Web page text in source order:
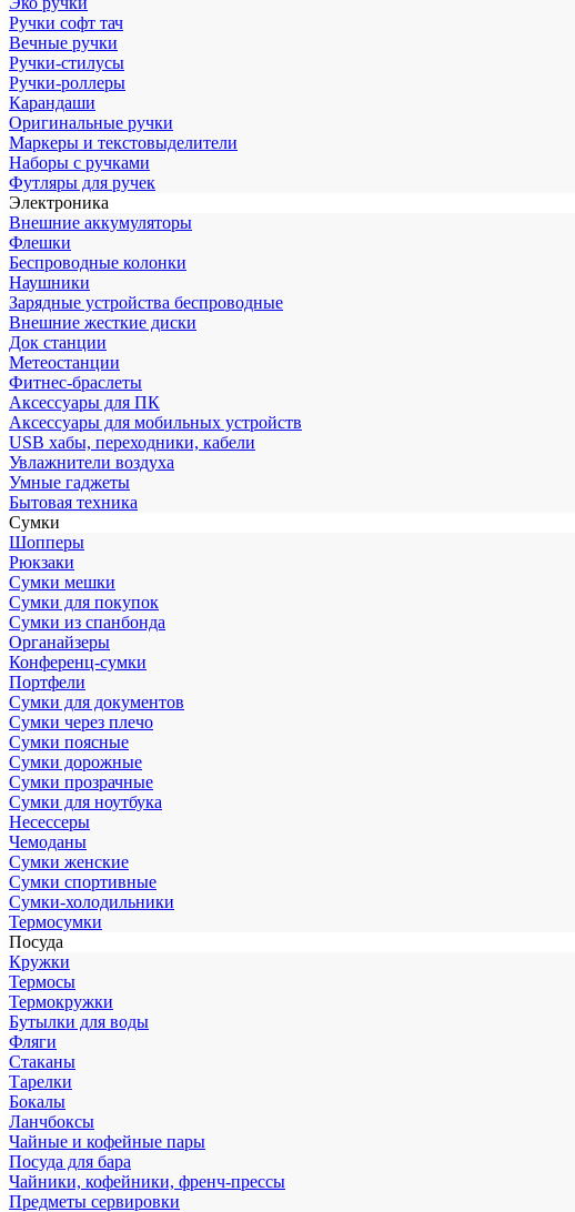
Ручки софт тач
Вечные ручки
Ручки-стилусы
Ручки-роллеры
Карандаши
Оригинальные ручки
Маркеры и текстовыделители
Наборы с ручками
Футляры для ручек
Электроника
Внешние аккумуляторы
Флешки
Беспроводные колонки
Наушники
Зарядные устройства беспроводные
Внешние жесткие диски
Док станции
Метеостанции
Фитнес-браслеты
Аксессуары для ПК
Аксессуары для мобильных устройств
USB хабы, переходники, кабели
Увлажнители воздуха
Умные гаджеты
Бытовая техника
Сумки
Шопперы
Рюкзаки
Сумки мешки
Сумки для покупок
Сумки из спанбонда
Органайзеры
Конференц-сумки
Портфели
Сумки для документов
Сумки через плечо
Сумки поясные
Сумки дорожные
Сумки прозрачные
Сумки для ноутбука
Несессеры
Чемоданы
Сумки женские
Сумки спортивные
Сумки-холодильники
Термосумки
Посуда
Кружки
Термосы
Термокружки
Бутылки для воды
Фляги
Стаканы
Тарелки
Бокалы
Ланчбоксы
Чайные и кофейные пары
Посуда для бара
Чайники, кофейники, френч-прессы
Предметы сервировки